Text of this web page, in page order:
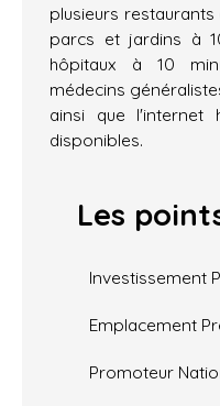
plusieurs
parcs et jardins à
hôpitaux à 10
médecins
ainsi que l'internet
disponibles.
Les
Investissement
Emplacement
Promoteur